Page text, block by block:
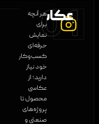
01
عکاسی
عکاسی
هر آنچه
برای
نمایش
حرفه‌ای
کسب‌وکار
خود نیاز
دارید؛ از
عکاسی
محصول تا
پروژه‌های
صنعتی و